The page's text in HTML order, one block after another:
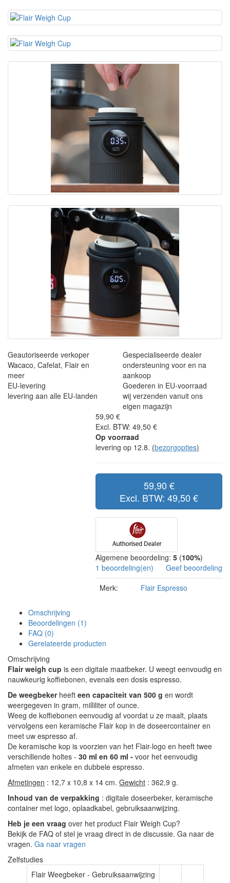
Geautoriseerde verkoper
Wacaco, Cafelat, Flair en
meer
Gespecialiseerde dealer
ondersteuning voor en na
aankoop
EU-levering
levering aan alle EU-landen
Goederen in EU-voorraad
wij verzenden vanuit ons
eigen magazijn
59,90 €
Excl. BTW: 49,50 €
Op voorraad
levering op 12.8. (bezorgopties)
59,90 €
Excl. BTW: 49,50 €
Algemene beoordeling: 5 (100%)
1 beoordeling(en)
Geef beoordeling
Merk:
Flair Espresso
Omschrijving
Beoordelingen (1)
FAQ (0)
Gerelateerde producten
Omschrijving
Flair weigh cup is een digitale maatbeker. U weegt eenvoudig en
nauwkeurig koffiebonen, evenals een dosis espresso.
De weegbekerheeft een capaciteit van 500 g en wordt
weergegeven in gram, milliliter of ounce.
Weeg de koffiebonen eenvoudig af voordat u ze maalt, plaats
vervolgens een keramische Flair kop in de doseercontainer en
meet uw espresso af.
De keramische kop is voorzien van het Flair-logo en heeft twee
verschillende holtes - 30 ml en 60 ml - voor het eenvoudig
afmeten van enkele en dubbele espresso.
Afmetingen : 12,7 x 10,8 x 14 cm. Gewicht : 362,9 g.
Inhoud van de verpakking : digitale doseerbeker, keramische
container met logo, oplaadkabel, gebruiksaanwijzing.
Heb je een vraag over het product Flair Weigh Cup?
Bekijk de FAQ of stel je vraag direct in de discussie. Ga naar de
vragen. Ga naar vragen
Zelfstudies
Flair Weegbeker - Gebruiksaanwijzing